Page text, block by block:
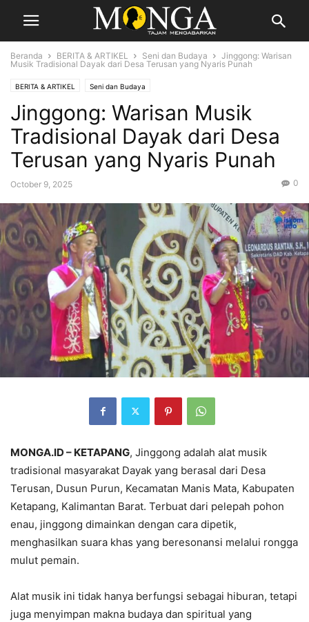
Beranda BERITA & ARTIKEL Seni dan Budaya
Jinggong: Warisan
Musik Tradisional Dayak dari Desa Terusan yang Nyaris Punah
BERITA & ARTIKEL Seni dan Budaya
Jinggong: Warisan Musik
Tradisional Dayak dari Desa
Terusan yang Nyaris Punah
October 9, 2025 0
MONGA.ID – KETAPANG, Jinggong adalah alat musik
tradisional masyarakat Dayak yang berasal dari Desa
Terusan, Dusun Purun, Kecamatan Manis Mata, Kabupaten
Ketapang, Kalimantan Barat. Terbuat dari pelepah pohon
enau, jinggong dimainkan dengan cara dipetik,
menghasilkan suara khas yang beresonansi melalui rongga
mulut pemain.
Alat musik ini tidak hanya berfungsi sebagai hiburan, tetapi
juga menyimpan makna budaya dan spiritual yang